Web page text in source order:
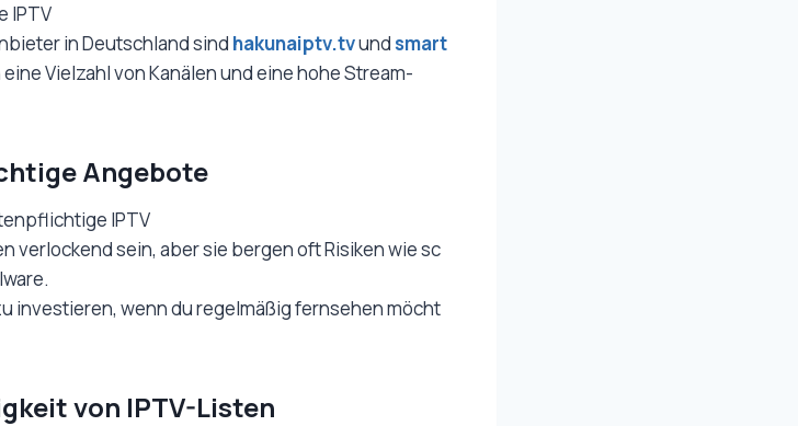
IPTV
in Deutschland sind hakunaiptv.tvund smart
Vielzahl von Kanälen und eine hohe Stream-
Angebote
IPTV
verlockend sein, aber sie bergen oft Risiken wie sc
investieren, wenn du regelmäßig fernsehen möcht
von IPTV-Listen